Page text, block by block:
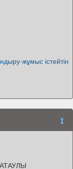
жұмыс істейтін